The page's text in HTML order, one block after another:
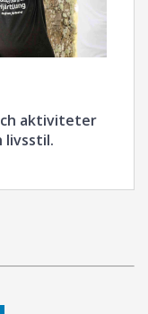
aktiviteter
livsstil.